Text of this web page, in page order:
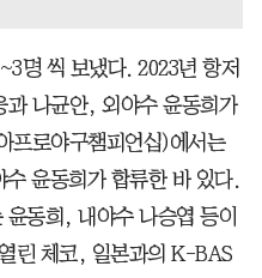
명 씩 보냈다. 2023년 항저
과 나균안, 외야수 윤동희가
프로야구챔피언십)에서는
윤동희가 합류한 바 있다.
동희, 내야수 나승엽 등이
린 체코, 일본과의 K-BAS